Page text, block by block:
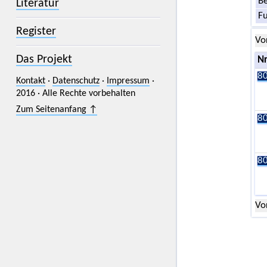
Literatur
Register
Das Projekt
Kontakt· Datenschutz· Impressum ·
2016 · Alle Rechte vorbehalten
Zum Seitenanfang ↑